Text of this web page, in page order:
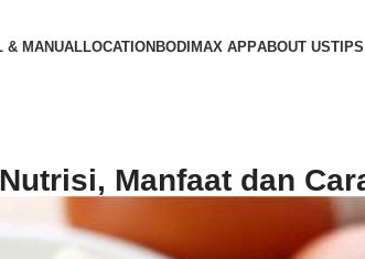
& MANUALLOCATIONBODIMAX APPABOUT US
Manfaat dan